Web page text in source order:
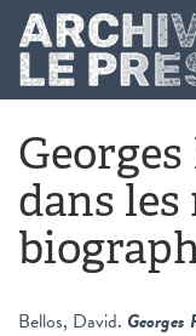
Aller au contenu principal
dans les
Bellos, David. Georges